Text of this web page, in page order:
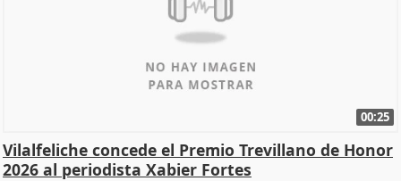
00:25
Vilalfeliche concede el Premio Trevillano de Honor
2026 al periodista Xabier Fortes